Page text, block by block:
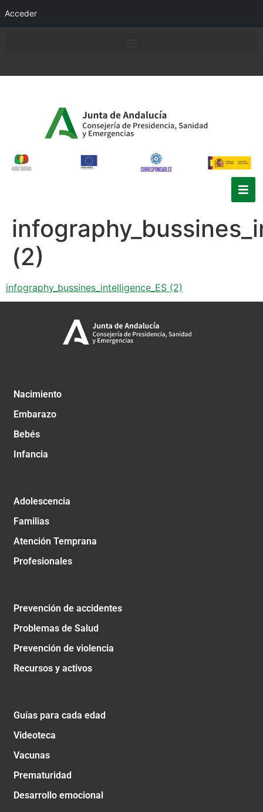
Acceder
(2)
infography_bussines_intelligence_ES (2)
Nacimiento
Embarazo
Bebés
Infancia
Adolescencia
Familias
Atención Temprana
Profesionales
Prevención de accidentes
Problemas de Salud
Prevención de violencia
Recursos y activos
Guías para cada edad
Videoteca
Vacunas
Prematuridad
Desarrollo emocional